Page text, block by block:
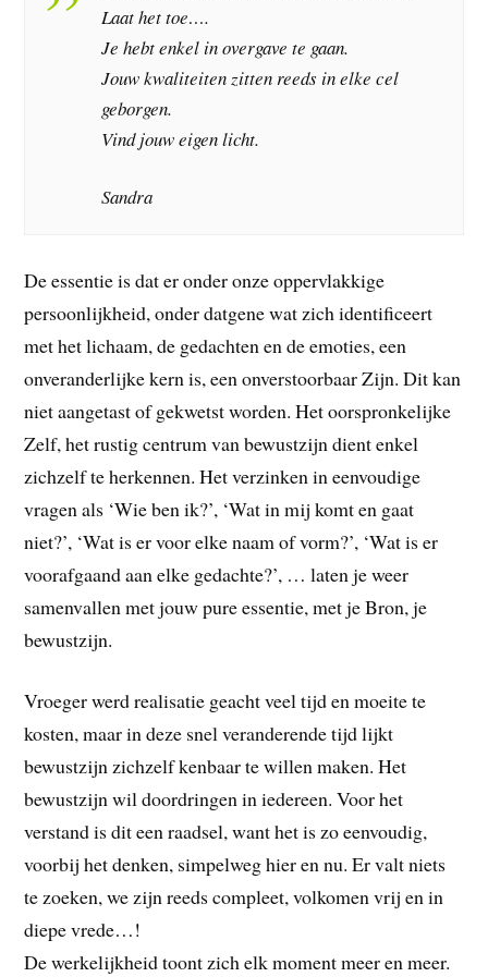
Laat het toe….
Je hebt enkel in overgave te gaan.
Jouw kwaliteiten zitten reeds in elke cel
geborgen.
Vind jouw eigen licht.
Sandra
De essentie is dat er onder onze oppervlakkige
persoonlijkheid, onder datgene wat zich identificeert
met het lichaam, de gedachten en de emoties, een
onveranderlijke kern is, een onverstoorbaar Zijn. Dit kan
niet aangetast of gekwetst worden. Het oorspronkelijke
Zelf, het rustig centrum van bewustzijn dient enkel
zichzelf te herkennen. Het verzinken in eenvoudige
vragen als ‘Wie ben ik?’, ‘Wat in mij komt en gaat
niet?’, ‘Wat is er voor elke naam of vorm?’, ‘Wat is er
voorafgaand aan elke gedachte?’, … laten je weer
samenvallen met jouw pure essentie, met je Bron, je
bewustzijn.
Vroeger werd realisatie geacht veel tijd en moeite te
kosten, maar in deze snel veranderende tijd lijkt
bewustzijn zichzelf kenbaar te willen maken. Het
bewustzijn wil doordringen in iedereen. Voor het
verstand is dit een raadsel, want het is zo eenvoudig,
voorbij het denken, simpelweg hier en nu. Er valt niets
te zoeken, we zijn reeds compleet, volkomen vrij en in
diepe vrede…!
De werkelijkheid toont zich elk moment meer en meer.